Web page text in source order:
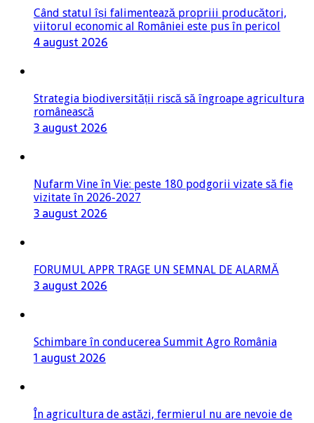
Când statul își falimentează propriii producători,
viitorul economic al României este pus în pericol
4 august 2026
Strategia biodiversității riscă să îngroape agricultura
românească
3 august 2026
Nufarm Vine în Vie: peste 180 podgorii vizate să fie
vizitate în 2026-2027
3 august 2026
FORUMUL APPR TRAGE UN SEMNAL DE ALARMĂ
3 august 2026
Schimbare în conducerea Summit Agro România
1 august 2026
În agricultura de astăzi, fermierul nu are nevoie de